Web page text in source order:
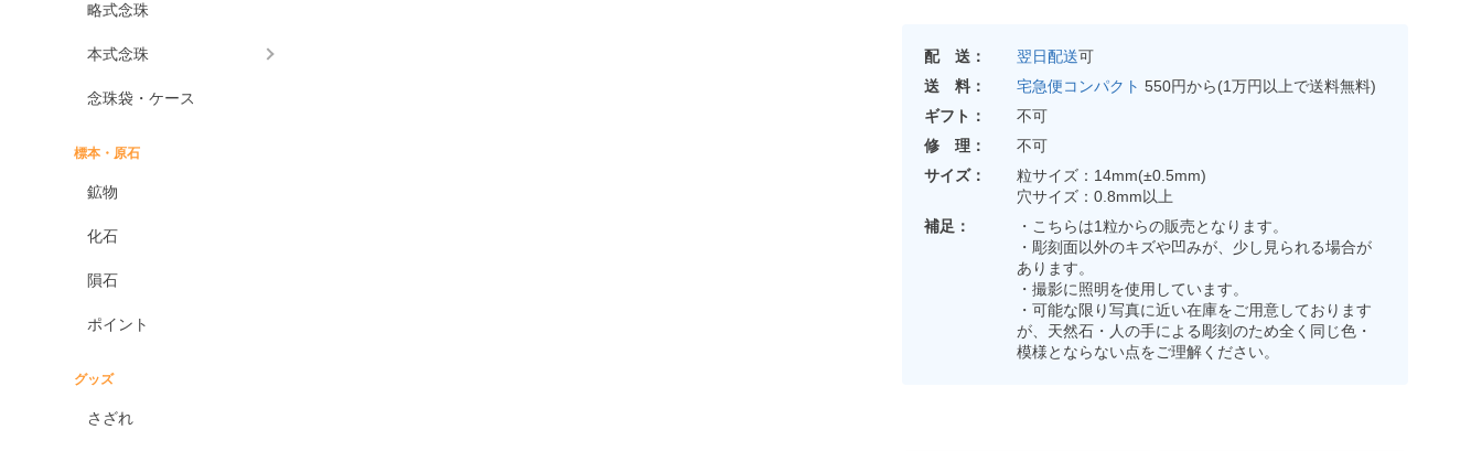
略式念珠
本式念珠
念珠袋・ケース
標本・原石
鉱物
化石
隕石
ポイント
グッズ
さざれ
配 送： 翌日配送可
送 料：
宅急便コンパクト 550円から(1万円以上で送料無料)
ギフト：
不可
修 理：
不可
サイズ：
粒サイズ：14mm(±0.5mm)
穴サイズ：0.8mm以上
補足：
・こちらは1粒からの販売となります。
・彫刻面以外のキズや凹みが、少し見られる場合が
あります。
・撮影に照明を使用しています。
・可能な限り写真に近い在庫をご用意しております
が、天然石・人の手による彫刻のため全く同じ色・
模様とならない点をご理解ください。